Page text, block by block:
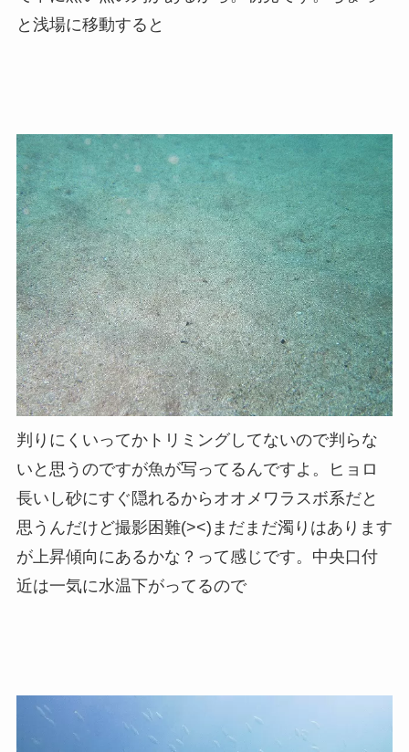
と浅場に移動すると
判りにくいってかトリミングしてないので判らな
いと思うのですが魚が写ってるんですよ。ヒョロ
長いし砂にすぐ隠れるからオオメワラスボ系だと
思うんだけど撮影困難(><)まだまだ濁りはあります
が上昇傾向にあるかな？って感じです。中央口付
近は一気に水温下がってるので